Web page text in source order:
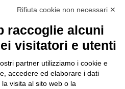
Password
AND TERMS
Rifiuta cookie non necessari ✕
raccoglie alcuni
visitatori e utenti
partner utilizziamo i cookie e
accedere ed elaborare i dati
visita al sito web o la